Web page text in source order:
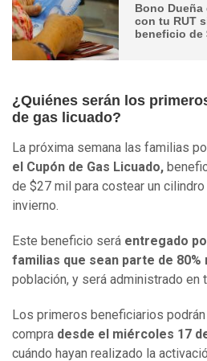
Bono Dueña
con tu RUT
beneficio de
¿Quiénes serán los
de gas licuado?
La próxima semana las familias
el Cupón de Gas Licuado,
de $27 mil para costear un
invierno.
Este beneficio será entregado
familias que sean parte de 80%
población, y será administrado en
Los primeros beneficiarios
compra desde el miércoles 17
cuándo hayan realizado la